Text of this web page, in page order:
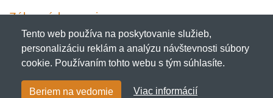
Správa*
Zákaznícky servis
Novinky emailom
Copyright © 2007-2026 (19 rokov s vami)Netnakup.sk
Tento web používa na poskytovanie služieb,
personalizáciu reklám a analýzu návštevnosti súbory
cookie. Používaním tohto webu s tým súhlasíte.
Beriem na vedomie Viac informácií